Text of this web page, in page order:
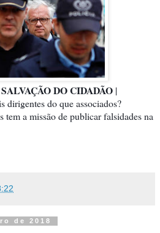
DO CIDADÃO |
dirigentes do que associados?
tem a missão de publicar falsidades na
de 2018